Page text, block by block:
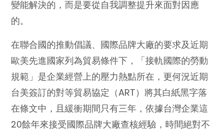
變能解決的，而是要從自我調整提升來面對因應
的。
在聯合國的推動倡議、國際品牌大廠的要求及近期
歐美先進國家列為貿易條件下，「接軌國際的勞動
規範」是企業經營上的壓力熱點所在，更何況近期
台美簽訂的對等貿易協定（ART）將其白紙黑字落
在條文中，且緩衝期間只有三年，依據台灣企業這
20餘年來接受國際品牌大廠查核經驗，時間絕對不